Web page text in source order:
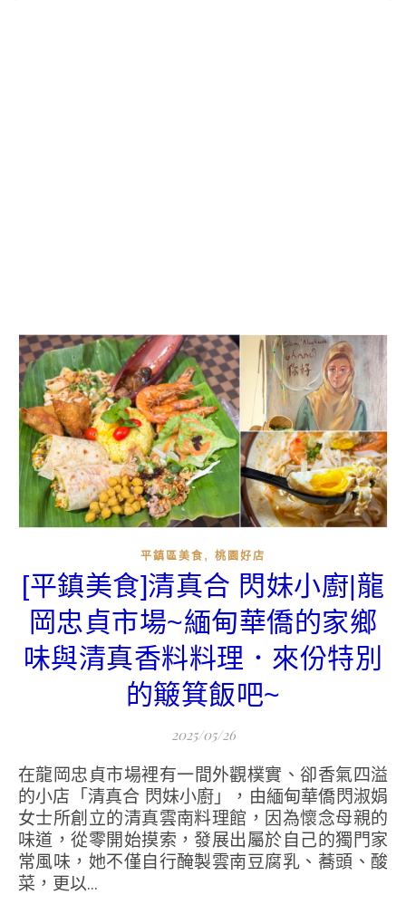
平鎮區美食 , 桃園好店
[平鎮美食]清真合 閃妹小廚|龍
岡忠貞市場~緬甸華僑的家鄉
味與清真香料料理．來份特別
的簸箕飯吧~
2025/05/26
在龍岡忠貞市場裡有一間外觀樸實、卻香氣四溢
的小店「清真合 閃妹小廚」，由緬甸華僑閃淑娟
女士所創立的清真雲南料理館，因為懷念母親的
味道，從零開始摸索，發展出屬於自己的獨門家
常風味，她不僅自行醃製雲南豆腐乳、蕎頭、酸
菜，更以...